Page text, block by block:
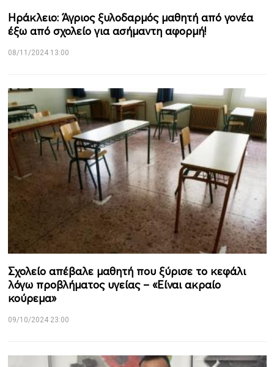
Ηράκλειο: Άγριος ξυλοδαρμός μαθητή από γονέα
έξω από σχολείο για ασήμαντη αφορμή!
08/11/2024 13:00
Σχολείο απέβαλε μαθητή που ξύρισε το κεφάλι
λόγω προβλήματος υγείας – «Είναι ακραίο
κούρεμα»
09/10/2024 23:00